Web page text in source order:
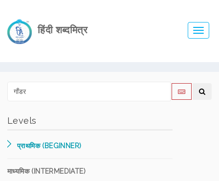
हिंदी शब्दमित्र
Levels
प्राथमिक (BEGINNER)
माध्यमिक (INTERMEDIATE)